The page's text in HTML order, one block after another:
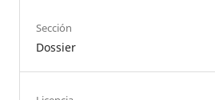
Sección
Dossier